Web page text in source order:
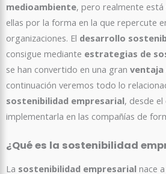
medioambiente, pero realmente
ellas por la forma en la que repercute
organizaciones. El desarrollo
consigue mediante estrategias de
se han convertido en una gran
continuación veremos todo lo
sostenibilidad empresarial, desde
implementarla en las compañías de
¿Qué es la sostenibilidad
La sostenibilidad empresarial nace